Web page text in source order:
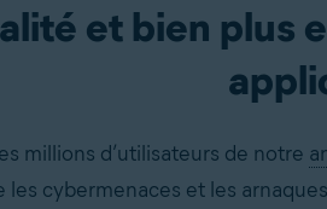
et bien plus
millions d’utilisateurs de notre
cybermenaces et les